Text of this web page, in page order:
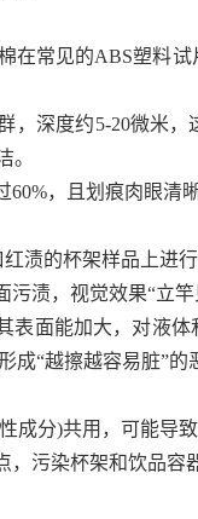
在常见的ABS塑料
，深度约5-20微米
。
，且划痕肉眼清晰
渍的杯架样品上进行
渍，视觉效果“立竿
表面能加大，对液
“越擦越容易脏”的
成分)共用，可能导致
污染杯架和饮品容